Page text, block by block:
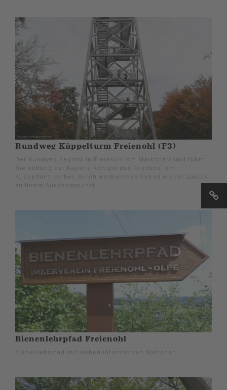
Rundweg Küppelturm Freienohl (F3)
Der Rundweg beginnt in Freienohl am Marktplatz und führt
Sie entlang der Kapelle Königin des Friedens, am
Küppelturm vorbei, durch waldreiches Gebiet wieder zurück
zu Ihrem Ausgangspunkt.
Bienenlehrpfad Freienohl
Bienenlehrpfad mit sieben informativen Stationen.